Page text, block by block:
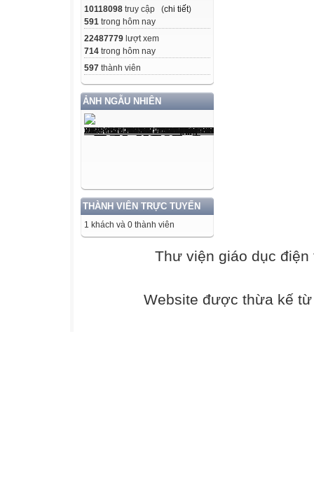
10118098 truy cập (chi tiết)
591 trong hôm nay
22487779 lượt xem
714 trong hôm nay
597 thành viên
ẢNH NGẪU NHIÊN
THÀNH VIÊN TRỰC TUYẾN
1 khách và 0 thành viên
hình ảnh mang
cũng là đón đợi
Lăn trên đường
Thư viện giáo dục
Website được thừa kế